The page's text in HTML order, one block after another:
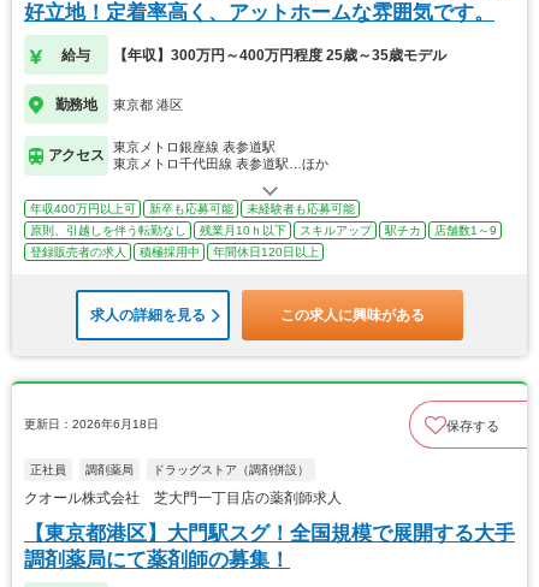
好立地！定着率高く、アットホームな雰囲気です。
給与 【年収】300万円～400万円程度 25歳～35歳モデル
勤務地 東京都 港区
アクセス
東京メトロ銀座線 表参道駅
東京メトロ千代田線 表参道駅…ほか
年収400万円以上可 新卒も応募可能
未経験者も応募可能
原則、引越しを伴う転勤なし
残業月10ｈ以下 スキルアップ 駅チカ
店舗数1～9
登録販売者の求人
積極採用中 年間休日120日以上
求人の詳細を見る この求人に興味がある
更新日：2026年6月18日 保存する
正社員 調剤薬局 ドラッグストア（調剤併設）
クオール株式会社 芝大門一丁目店の薬剤師求人
【東京都港区】大門駅スグ！全国規模で展開する大手
調剤薬局にて薬剤師の募集！